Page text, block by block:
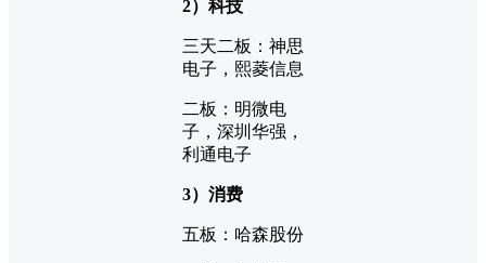
2）科技
三天二板：神思
电子，熙菱信息
二板：明微电
子，深圳华强，
利通电子
3）消费
五板：哈森股份